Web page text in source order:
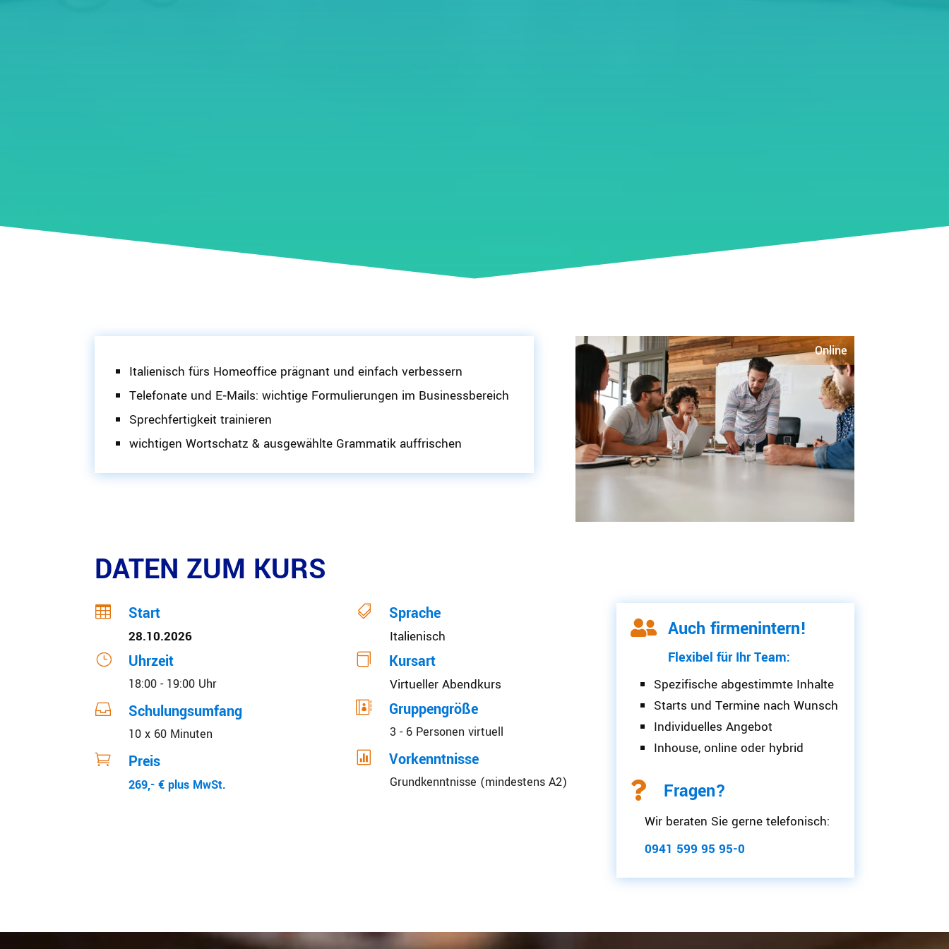
Italie­nisch fürs Homeoffice prägnant und einfach verbessern
Telefonate und E‑Mails: wichtige Formu­lie­rungen im Businessbereich
Sprech­fer­tigkeit trainieren
wichtigen Wortschatz & ausge­wählte Grammatik auffrischen
Online
DATEN ZUM KURS
 Start
28.10.2026
} Uhrzeit
18:00 - 19:00 Uhr
 Schulungsumfang
10 x 60 Minuten
 Preis
269,- € plus MwSt.
 Sprache
Italienisch
 Kursart
Virtueller Abendkurs
 Gruppengröße
3 - 6 Personen virtuell
 Vorkenntnisse
Grundkenntnisse (mindestens A2)
 Auch firmenintern!
Flexibel für Ihr Team:
Spezifische abgestimmte Inhalte
Starts und Termine nach Wunsch
Individuelles Angebot
Inhouse, online oder hybrid
 Fragen?
Wir beraten Sie gerne telefonisch:
0941 599 95 95-0